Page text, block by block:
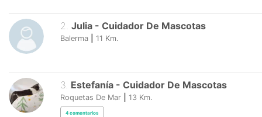
2. Julia - Cuidador De Mascotas
Balerma 11 Km.
3. Estefanía - Cuidador De Mascotas
Roquetas De Mar 13 Km.
4 comentarios